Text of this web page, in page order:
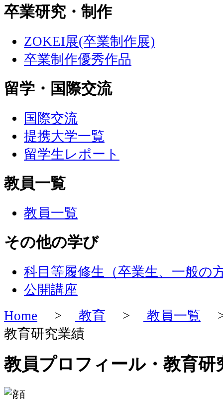
卒業研究・制作
ZOKEI展(卒業制作展)
卒業制作優秀作品
留学・国際交流
国際交流
提携大学一覧
留学生レポート
教員一覧
教員一覧
その他の学び
科目等履修生（卒業生、一般の
公開講座
Home > 教育 > 教員一覧 >
教育研究業績
教員プロフィール・教育研